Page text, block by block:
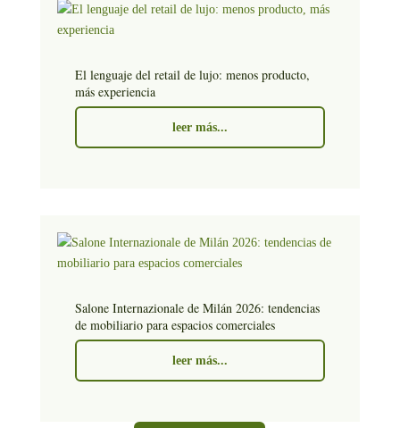
El lenguaje del retail de lujo: menos producto,
más experiencia
leer más...
Salone Internazionale de Milán 2026: tendencias
de mobiliario para espacios comerciales
leer más...